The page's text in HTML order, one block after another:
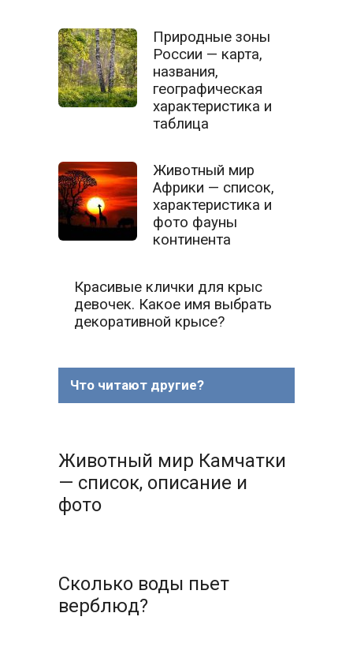
Природные зоны
России — карта,
названия,
географическая
характеристика и
таблица
Животный мир
Африки — список,
характеристика и
фото фауны
континента
Красивые клички для крыс
девочек. Какое имя выбрать
декоративной крысе?
Что читают другие?
Животный мир Камчатки
— список, описание и
фото
Сколько воды пьет
верблюд?